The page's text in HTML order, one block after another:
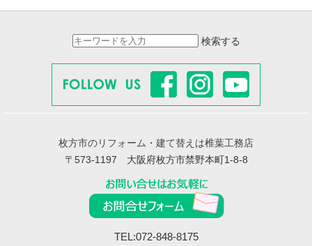
検索する
枚方市のリフォーム・建て替えは椎葉工務店
〒573-1197 大阪府枚方市禁野本町1-8-8
TEL:072-848-8175